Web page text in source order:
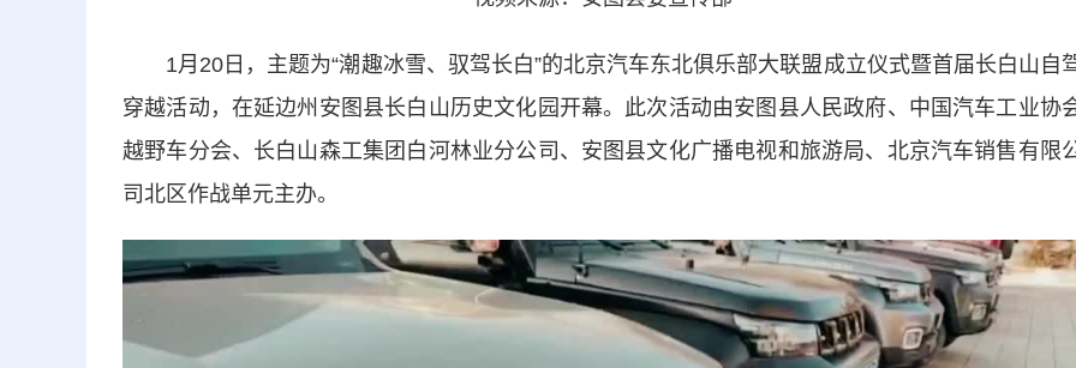
1月20日，主题为“潮趣冰雪、驭驾长白”的北京汽车东北俱乐部大联盟成立仪式暨首届长白山自
穿越活动，在延边州安图县长白山历史文化园开幕。此次活动由安图县人民政府、中国汽车工业协
越野车分会、长白山森工集团白河林业分公司、安图县文化广播电视和旅游局、北京汽车销售有限
司北区作战单元主办。